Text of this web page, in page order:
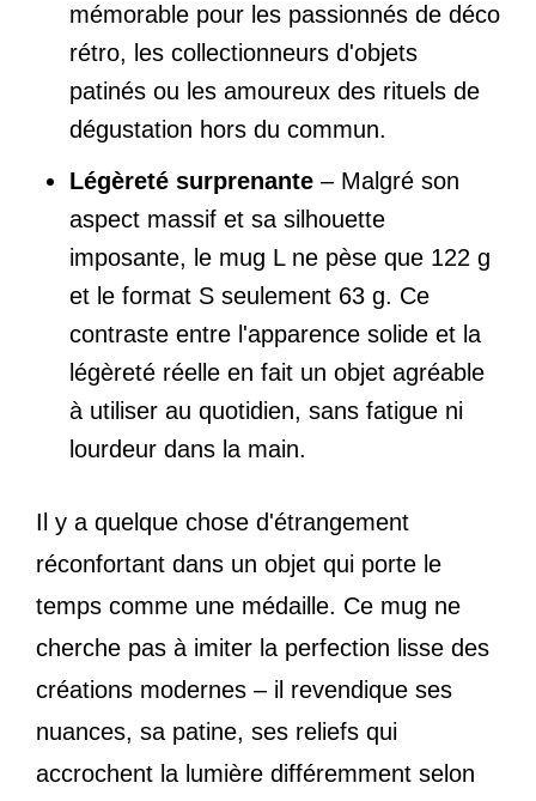
mémorable pour les passionnés de déco
rétro, les collectionneurs d'objets
patinés ou les amoureux des rituels de
dégustation hors du commun.
Légèreté surprenante – Malgré son
aspect massif et sa silhouette
imposante, le mug L ne pèse que 122 g
et le format S seulement 63 g. Ce
contraste entre l'apparence solide et la
légèreté réelle en fait un objet agréable
à utiliser au quotidien, sans fatigue ni
lourdeur dans la main.
Il y a quelque chose d'étrangement
réconfortant dans un objet qui porte le
temps comme une médaille. Ce mug ne
cherche pas à imiter la perfection lisse des
créations modernes – il revendique ses
nuances, sa patine, ses reliefs qui
accrochent la lumière différemment selon